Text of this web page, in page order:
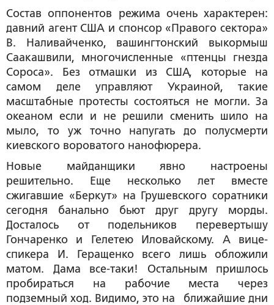
Состав оппонентов режима очень характерен:
давний агент США и спонсор «Правого сектора»
В. Наливайченко, вашингтонский выкормыш
Саакашвили, многочисленные «птенцы гнезда
Сороса». Без отмашки из США, которые на
самом деле управляют Украиной, такие
масштабные протесты состояться не могли. За
океаном если и не решили сменить шило на
мыло, то уж точно напугать до полусмерти
киевского вороватого нанофюрера.
Новые майданщики явно настроены
решительно. Еще несколько лет вместе
сжигавшие «Беркут» на Грушевского соратники
сегодня банально бьют друг другу морды.
Досталось от подельников перевертышу
Гончаренко и Гелетею Иловайскому. А вице-
спикера И. Геращенко всего лишь обложили
матом. Дама все-таки! Остальным пришлось
пробираться на рабочие места через
подземный ход. Видимо, это на ближайшие дни